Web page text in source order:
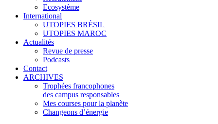
Ecosystème
International
UTOPIES BRÉSIL
UTOPIES MAROC
Actualités
Revue de presse
Podcasts
Contact
ARCHIVES
Trophées francophones
des campus responsables
Mes courses pour la planète
Changeons d’énergie